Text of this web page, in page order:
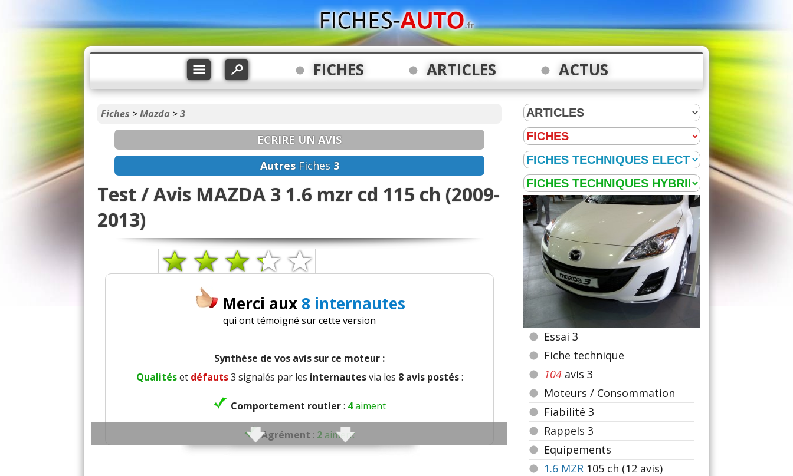
FICHES ARTICLES ACTUS
Fiches >Mazda >3
ECRIRE UN AVIS
AutresFiches 3
Test / Avis MAZDA 3 1.6 mzr cd 115 ch (2009-
2013)
Merci aux 8 internautes
qui ont témoigné sur cette version
Synthèse de vos avis sur ce moteur :
Qualitéset défauts3 signalés par les internautesvia les 8 avis postés:
Comportement routier: 4aiment
Agrément : 2aiment
Essai 3
Fiche technique
104 avis 3
Moteurs / Consommation
Fiabilité 3
Rappels 3
Equipements
1.6 MZR 105 ch (12 avis)